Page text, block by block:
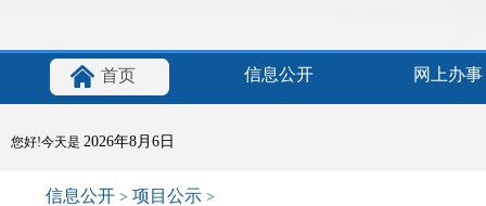
首页 信息公开 网上办事
您好!今天是 2026年8月6日
信息公开 > 项目公示 >